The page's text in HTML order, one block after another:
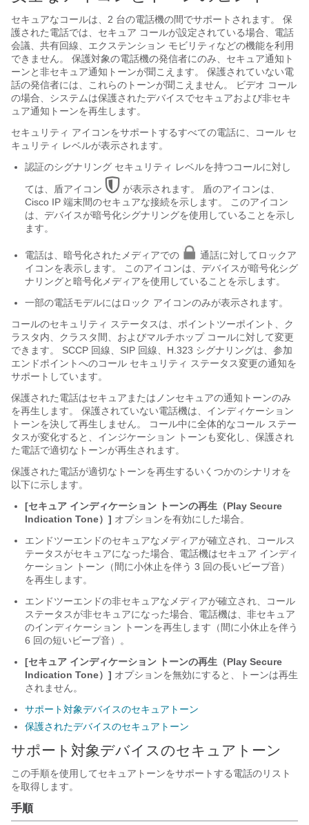
セキュアなコールは、2 台の電話機の間でサポートされます。 保
護された電話では、セキュア コールが設定されている場合、電話
会議、共有回線、エクステンション モビリティなどの機能を利用
できません。 保護対象の電話機の発信者にのみ、セキュア通知ト
ーンと非セキュア通知トーンが聞こえます。 保護されていない電
話の発信者には、これらのトーンが聞こえません。 ビデオ コール
の場合、システムは保護されたデバイスでセキュアおよび非セキ
ュア通知トーンを再生します。
セキュリティ アイコンをサポートするすべての電話に、コール セ
キュリティ レベルが表示されます。
認証のシグナリング セキュリティ レベルを持つコールに対し
ては、盾アイコン
が表示されます。 盾のアイコンは、
Cisco IP 端末間のセキュアな接続を示します。 このアイコン
は、デバイスが暗号化シグナリングを使用していることを示し
ます。
電話は、暗号化されたメディアでの
通話に対してロックア
イコンを表示します。 このアイコンは、デバイスが暗号化シグ
ナリングと暗号化メディアを使用していることを示します。
一部の電話モデルにはロック アイコンのみが表示されます。
コールのセキュリティ ステータスは、ポイントツーポイント、ク
ラスタ内、クラスタ間、およびマルチホップ コールに対して変更
できます。 SCCP 回線、SIP 回線、H.323 シグナリングは、参加
エンドポイントへのコール セキュリティ ステータス変更の通知を
サポートしています。
保護された電話はセキュアまたはノンセキュアの通知トーンのみ
を再生します。 保護されていない電話機は、インディケーション
トーンを決して再生しません。 コール中に全体的なコール ステー
タスが変化すると、インジケーション トーンも変化し、保護され
た電話で適切なトーンが再生されます。
保護された電話が適切なトーンを再生するいくつかのシナリオを
以下に示します。
[セキュア インディケーション トーンの再生（Play Secure
Indication Tone）] オプションを有効にした場合。
エンドツーエンドのセキュアなメディアが確立され、コールス
テータスがセキュアになった場合、電話機はセキュア インディ
ケーション トーン（間に小休止を伴う 3 回の長いビープ音）
を再生します。
エンドツーエンドの非セキュアなメディアが確立され、コール
ステータスが非セキュアになった場合、電話機は、非セキュア
のインディケーション トーンを再生します（間に小休止を伴う
6 回の短いビープ音）。
[セキュア インディケーション トーンの再生（Play Secure
Indication Tone）] オプションを無効にすると、トーンは再生
されません。
サポート対象デバイスのセキュアトーン
保護されたデバイスのセキュアトーン
サポート対象デバイスのセキュアトーン
この手順を使用してセキュアトーンをサポートする電話のリスト
を取得します。
手順